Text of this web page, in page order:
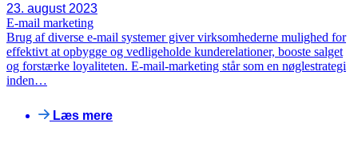
23. august 2023
E-mail marketing
Brug af diverse e-mail systemer giver virksomhederne mulighed for
effektivt at opbygge og vedligeholde kunderelationer, booste salget
og forstærke loyaliteten. E-mail-marketing står som en nøglestrategi
inden…
Læs mere